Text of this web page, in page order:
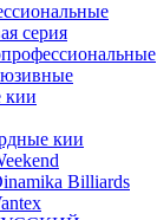
серия
кии
кии
Billiards